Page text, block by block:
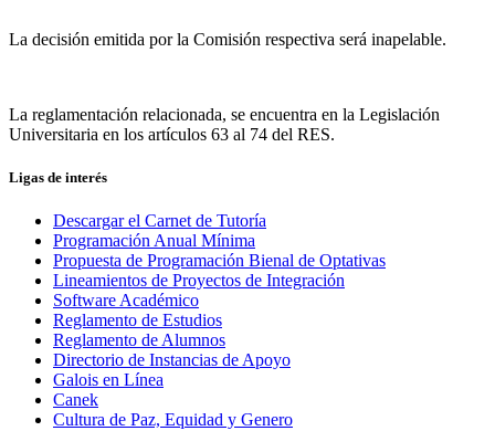
La decisión emitida por la Comisión respectiva será inapelable.
La reglamentación relacionada, se encuentra en la Legislación
Universitaria en los artículos 63 al 74 del RES.
Ligas de interés
Descargar el Carnet de Tutoría
Programación Anual Mínima
Propuesta de Programación Bienal de Optativas
Lineamientos de Proyectos de Integración
Software Académico
Reglamento de Estudios
Reglamento de Alumnos
Directorio de Instancias de Apoyo
Galois en Línea
Canek
Cultura de Paz, Equidad y Genero